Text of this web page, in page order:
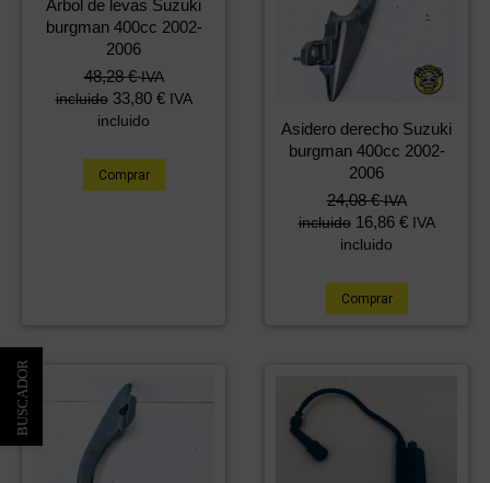
Arbol de levas Suzuki
burgman 400cc 2002-
2006
48,28€ IVA
incluido 33,80 € IVA
incluido
Comprar
Asidero derecho Suzuki
burgman 400cc 2002-
2006
24,08€ IVA
incluido 16,86 € IVA
incluido
Comprar